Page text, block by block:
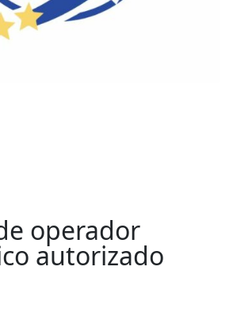
operador
autorizado